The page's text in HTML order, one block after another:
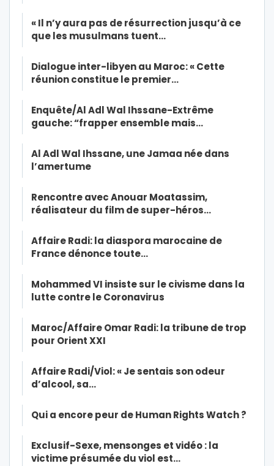
« Il n’y aura pas de résurrection jusqu’à ce
que les musulmans tuent…
Dialogue inter-libyen au Maroc: « Cette
réunion constitue le premier…
Enquête/Al Adl Wal Ihssane-Extrême
gauche: “frapper ensemble mais…
Al Adl Wal Ihssane, une Jamaa née dans
l’amertume
Rencontre avec Anouar Moatassim,
réalisateur du film de super-héros…
Affaire Radi: la diaspora marocaine de
France dénonce toute…
Mohammed VI insiste sur le civisme dans la
lutte contre le Coronavirus
Maroc/Affaire Omar Radi: la tribune de trop
pour Orient XXI
Affaire Radi/Viol: « Je sentais son odeur
d’alcool, sa…
Qui a encore peur de Human Rights Watch ?
Exclusif-Sexe, mensonges et vidéo : la
victime présumée du viol est…